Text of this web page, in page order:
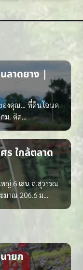
ลาดยาง |
องคุณ… ที่ดินโฉนด
กม. ติด…
ร ใกล้ตลาด
ญ่ 6 เลน ถ.สุวรรณ
มาณ 206.6 ม…
ายก